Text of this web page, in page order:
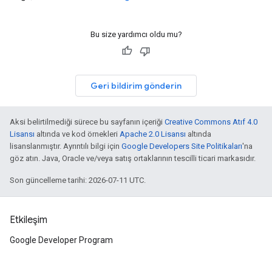
Bu size yardımcı oldu mu?
Geri bildirim gönderin
Aksi belirtilmediği sürece bu sayfanın içeriği Creative Commons Atıf 4.0
Lisansı altında ve kod örnekleri Apache 2.0 Lisansı altında
lisanslanmıştır. Ayrıntılı bilgi için Google Developers Site Politikaları'na
göz atın. Java, Oracle ve/veya satış ortaklarının tescilli ticari markasıdır.
Son güncelleme tarihi: 2026-07-11 UTC.
Etkileşim
Google Developer Program